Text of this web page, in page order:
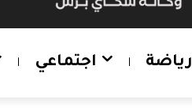
رياضة اجتماعي